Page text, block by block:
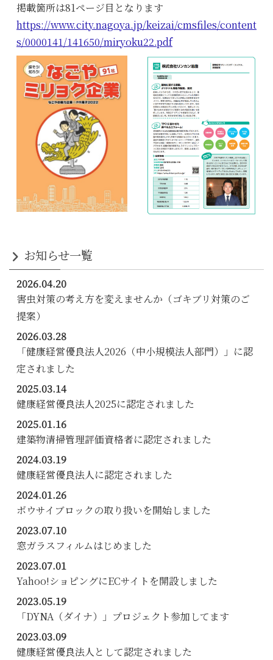
掲載箇所は81ページ目となります
https://www.city.nagoya.jp/keizai/cmsfiles/content
s/0000141/141650/miryoku22.pdf
お知らせ一覧
2026.04.20
害虫対策の考え方を変えませんか（ゴキブリ対策のご
提案）
2026.03.28
「健康経営優良法人2026（中小規模法人部門）」に認
定されました
2025.03.14
健康経営優良法人2025に認定されました
2025.01.16
建築物清掃管理評価資格者に認定されました
2024.03.19
健康経営優良法人に認定されました
2024.01.26
ボウサイブロックの取り扱いを開始しました
2023.07.10
窓ガラスフィルムはじめました
2023.07.01
Yahoo!ショピングにECサイトを開設しました
2023.05.19
「DYNA（ダイナ）」プロジェクト参加してます
2023.03.09
健康経営優良法人として認定されました